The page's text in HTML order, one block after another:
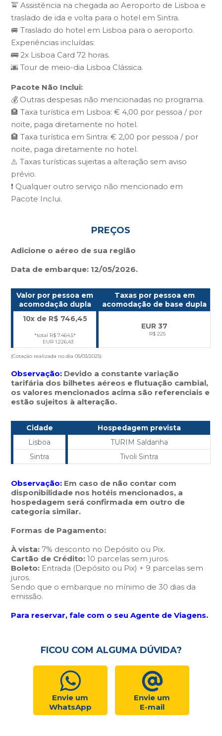
🚖 Assistência na chegada ao Aeroporto de Lisboa e
traslado de ida e volta para o hotel em Sintra.
🚐 Traslado do hotel em Lisboa para o aeroporto.
Experiências incluídas:
🚌 2x Lisboa Card 72 horas.
🌆 Tour de meio-dia Lisboa Clássica.
Pacote Não Inclui:
💰 Outras despesas não mencionadas no programa.
🏨 Taxa turística em Lisboa: € 4,00 por pessoa / por
noite, paga diretamente no hotel.
🏨 Taxa turística em Sintra: € 2,00 por pessoa / por
noite, paga diretamente no hotel.
⚠️ Taxas turísticas sujeitas a alteração sem aviso
prévio.
❗ Qualquer outro serviço não mencionado em
Pacote Inclui.
PREÇOS
Adicione o aéreo de sua região
Data de embarque: 12/05/2026.
Valor por pessoa em
acomodação dupla
Taxas por pessoa em
acomodação de base dupla
10x de R$ 746,45
*total R$ 7.464,5*
EUR 1.226,43
EUR 37
R$ 225
(Cotação realizada no dia 05/03/2025)
Observação: Devido a constante variação
tarifária dos bilhetes aéreos e flutuação cambial,
os valores mencionados acima são referenciais e
estão sujeitos à alteração.
Cidade
Hospedagem prevista
Lisboa
TURIM Saldanha
Sintra
Tivoli Sintra
Observação: Em caso de não contar com
disponibilidade nos hotéis mencionados, a
hospedagem será confirmada em outro de
categoria similar.
Formas de Pagamento:
À vista: 7% desconto no Depósito ou Pix.
Cartão de Crédito:10 parcelas sem juros.
Boleto: Entrada (Depósito ou Pix) + 9 parcelas sem
juros.
Sendo que o embarque no mínimo de 30 dias da
emissão.
Para reservar, fale com o seu Agente de Viagens.
FICOU COM ALGUMA DÚVIDA?
Envie um
WhatsApp
Envie um
E-mail